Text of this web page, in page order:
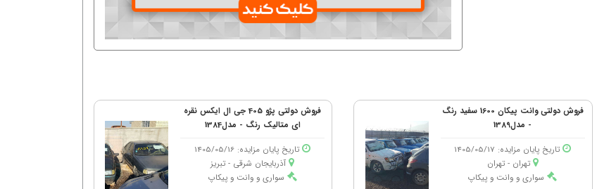
فروش دولتی وانت پیکان 1600 سفید رنگ
- مدل1389
تاریخ پایان مزایده: 1405/05/17
تهران - تهران
سواری و وانت و پیکاپ
فروش دولتی پژو 405 جی ال ایکس نقره
ای متالیک رنگ - مدل1384
تاریخ پایان مزایده: 1405/05/16
آذربایجان شرقی - تبریز
سواری و وانت و پیکاپ